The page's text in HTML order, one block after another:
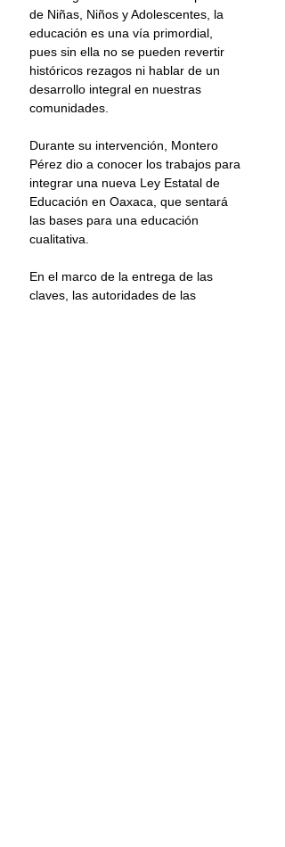
de Niñas, Niños y Adolescentes, la
educación es una vía primordial,
pues sin ella no se pueden revertir
históricos rezagos ni hablar de un
desarrollo integral en nuestras
comunidades.
Durante su intervención, Montero
Pérez dio a conocer los trabajos para
integrar una nueva Ley Estatal de
Educación en Oaxaca, que sentará
las bases para una educación
cualitativa.
En el marco de la entrega de las
claves, las autoridades de las